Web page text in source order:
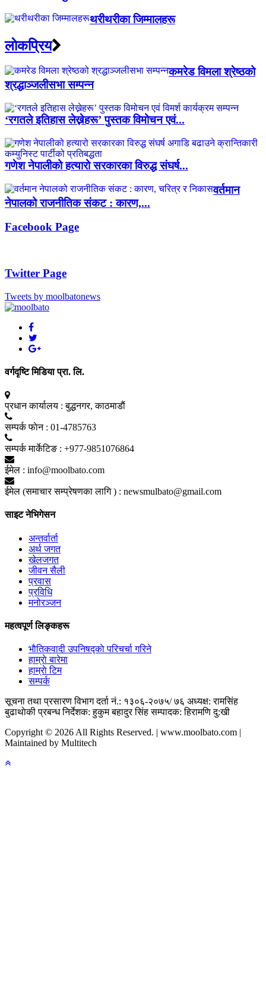
थरीथरीका जिम्मालहरू
लाेकप्रिय
कमरेड विमला श्रेष्ठको
श्रद्धाञ्जलीसभा सम्पन्न
‘रगतले इतिहास लेख्नेहरू’ पुस्तक विमोचन एवं...
गणेश नेपालीको हत्यारो सरकारका विरुद्ध संघर्ष...
वर्तमान
नेपालको राजनीतिक संकट : कारण,...
Facebook Page
Twitter Page
Tweets by moolbatonews
वर्गदृष्टि मिडिया प्रा. लि.
प्रधान कार्यालय : बुद्धनगर, काठमाडाैं
सम्पर्क फाेन : 01-4785763
सम्पर्क मार्केटिङ : +977-9851076864
ईमेल : info@moolbato.com
ईमेल (समाचार सम्प्रेषणका लागि ) : newsmulbato@gmail.com
साइट नेभिगेसन
अन्तर्वार्ता
अर्थ जगत
खेलजगत
जीवन सैली
प्रवास
प्रविधि
मनोरञ्जन
महत्वपूर्ण लिङ्कहरू
भाैतिकवादी उपनिषद्काे परिचर्चा गरिने
हाम्राे बारेमा
हाम्राे टिम
सम्पर्क
सूचना तथा प्रसारण विभाग दर्ता नं.: १३०६-२०७५/ ७६ अध्यक्ष: रामसिंह
बुढाथाेकी प्रबन्ध निर्देशक: हुकुम बहादुर सिंह सम्पादक: हिरामणि दु:खी
Copyright © 2026 All Rights Reserved. | www.moolbato.com |
Maintained by Multitech